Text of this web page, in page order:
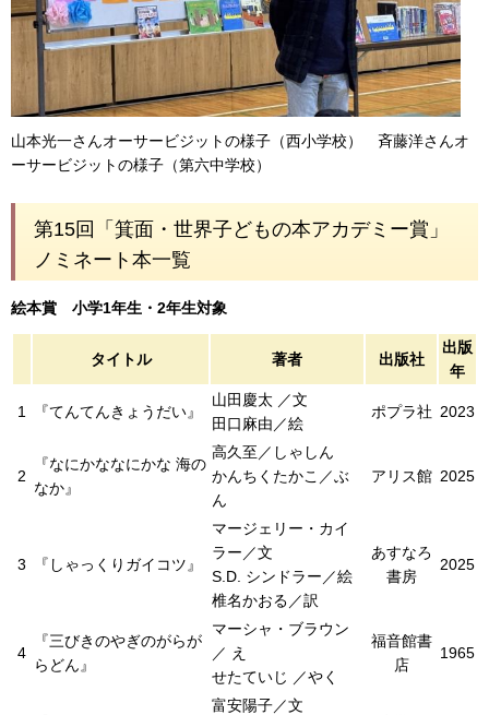
山本光一さんオーサービジットの様子（西小学校） 斉藤洋さんオ
ーサービジットの様子（第六中学校）
第15回「箕面・世界子どもの本アカデミー賞」
ノミネート本一覧
絵本賞 小学1年生・2年生対象
タイトル 著者 出版社
出版
年
1 『てんてんきょうだい』
山田慶太 ／文
田口麻由／絵
ポプラ社 2023
2
『なにかななにかな 海の
なか』
高久至／しゃしん
かんちくたかこ／ぶ
ん
アリス館 2025
3 『しゃっくりガイコツ』
マージェリー・カイ
ラー／文
S.D. シンドラー／絵
椎名かおる／訳
あすなろ
書房
2025
4
『三びきのやぎのがらが
らどん』
マーシャ・ブラウン
／ え
せたていじ ／やく
福音館書
店
1965
富安陽子／文